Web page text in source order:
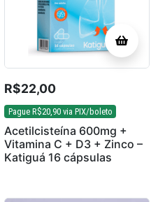
R$22,00
Pague R$20,90 via PIX/boleto
Acetilcisteína 600mg +
Vitamina C + D3 + Zinco –
Katiguá 16 cápsulas